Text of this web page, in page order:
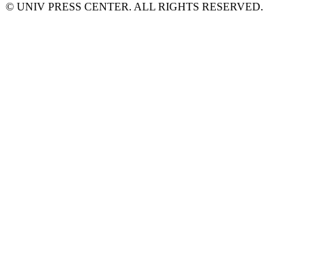
© UNIV PRESS CENTER. ALL RIGHTS RESERVED.